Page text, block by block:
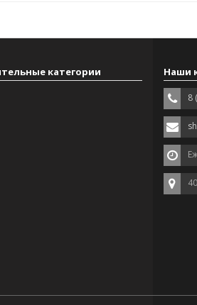
категории Наши
8